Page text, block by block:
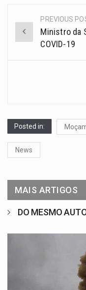
PREVIOUS
Ministro da
COVID-19
Posted in:
News
MAIS ARTIGOS
DO MESMO